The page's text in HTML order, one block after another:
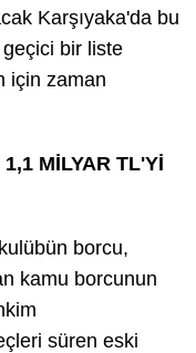
Karşıyaka'da bu
bir liste
için zaman
MİLYAR TL'Yİ
borcu,
kamu borcunun
süren eski